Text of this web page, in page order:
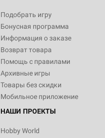
Подобрать игру
Бонусная программа
Информация о заказе
Возврат товара
Помощь с правилами
Архивные игры
Товары без скидки
Мобильное приложение
НАШИ ПРОЕКТЫ
Hobby World